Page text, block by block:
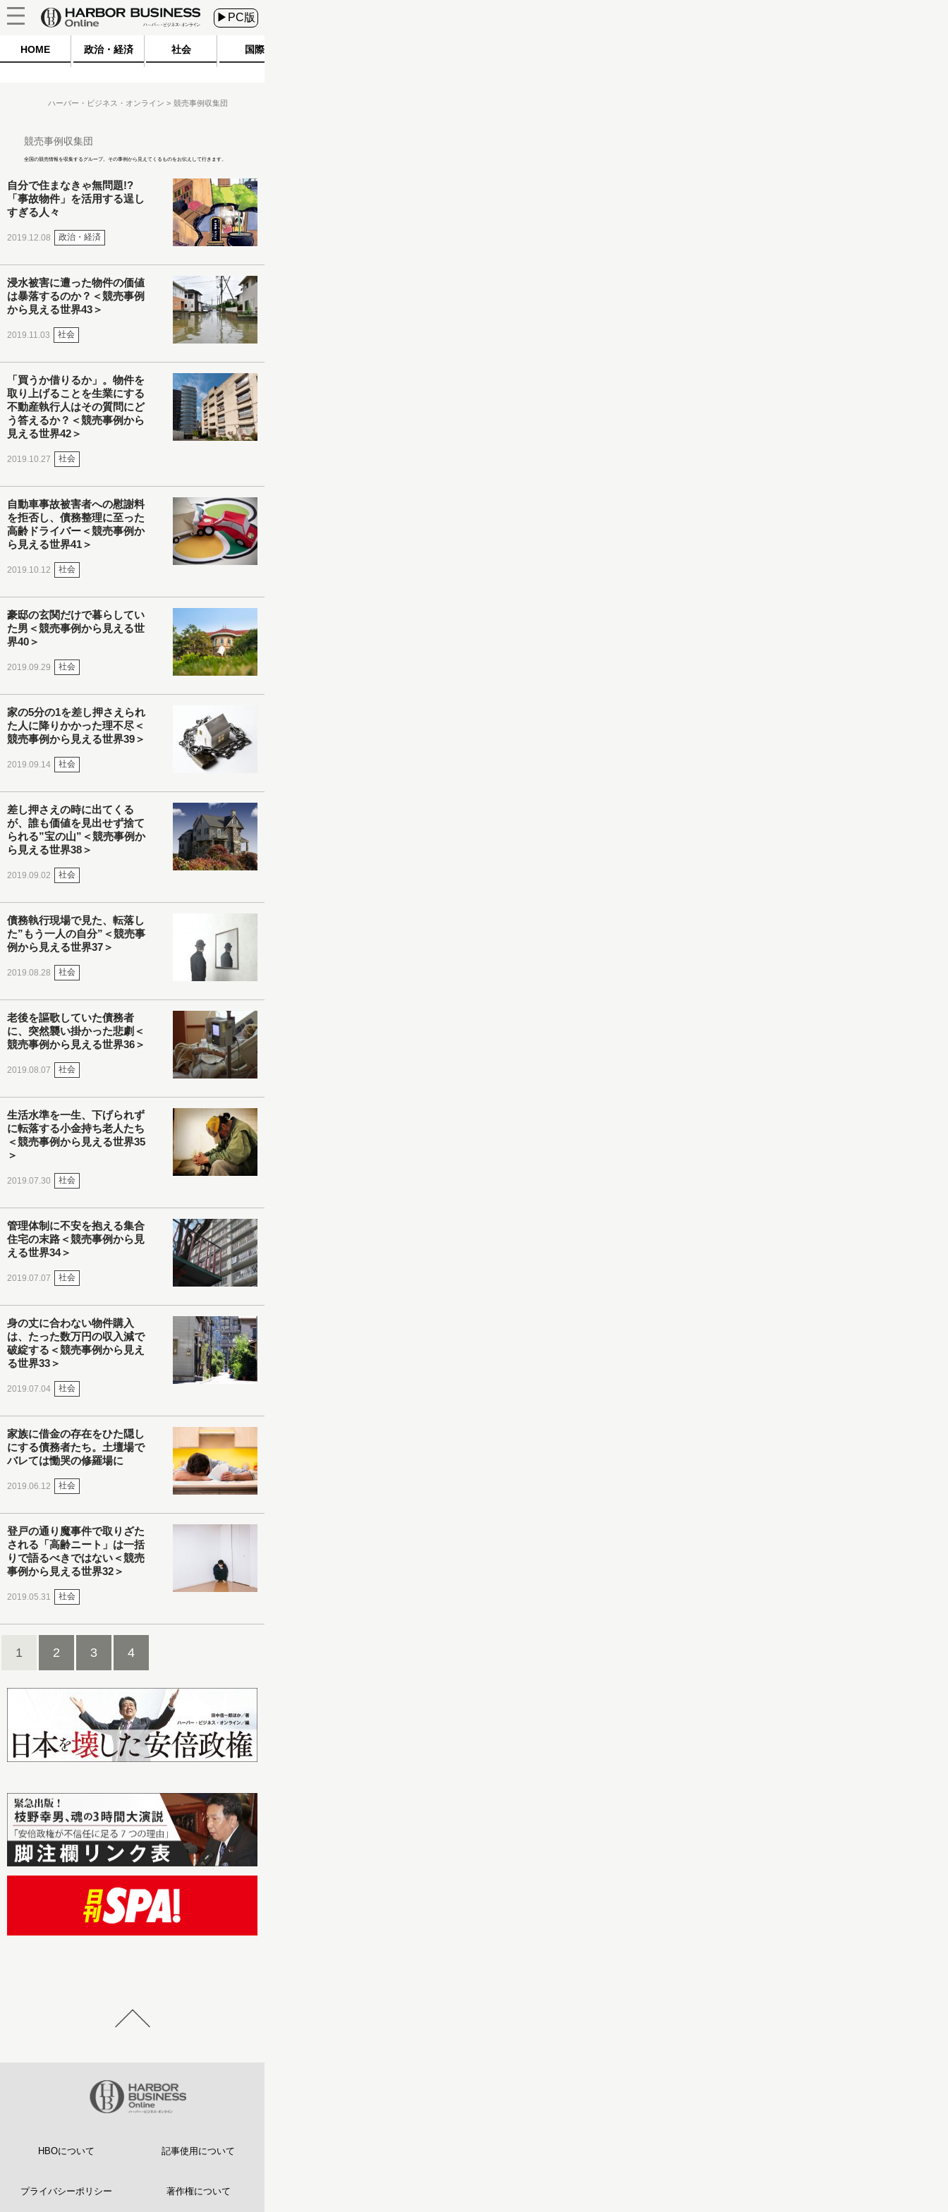
▶PC版
HOME 政治・経済 社会 国際
ハーバー・ビジネス・オンライン 競売事例収集団
競売事例収集団
全国の競売情報を収集するグループ。その事例から見えてくるものをお伝えして行きます。
自分で住まなきゃ無問題!?
「事故物件」を活用する逞し
すぎる人々
2019.12.08 政治・経済
浸水被害に遭った物件の価値
は暴落するのか？＜競売事例
から見える世界43＞
2019.11.03 社会
「買うか借りるか」。物件を
取り上げることを生業にする
不動産執行人はその質問にど
う答えるか？＜競売事例から
見える世界42＞
2019.10.27 社会
自動車事故被害者への慰謝料
を拒否し、債務整理に至った
高齢ドライバー＜競売事例か
ら見える世界41＞
2019.10.12 社会
豪邸の玄関だけで暮らしてい
た男＜競売事例から見える世
界40＞
2019.09.29 社会
家の5分の1を差し押さえられ
た人に降りかかった理不尽＜
競売事例から見える世界39＞
2019.09.14 社会
差し押さえの時に出てくる
が、誰も価値を見出せず捨て
られる”宝の山”＜競売事例か
ら見える世界38＞
2019.09.02 社会
債務執行現場で見た、転落し
た”もう一人の自分”＜競売事
例から見える世界37＞
2019.08.28 社会
老後を謳歌していた債務者
に、突然襲い掛かった悲劇＜
競売事例から見える世界36＞
2019.08.07 社会
生活水準を一生、下げられず
に転落する小金持ち老人たち
＜競売事例から見える世界35
＞
2019.07.30 社会
管理体制に不安を抱える集合
住宅の末路＜競売事例から見
える世界34＞
2019.07.07 社会
身の丈に合わない物件購入
は、たった数万円の収入減で
破綻する＜競売事例から見え
る世界33＞
2019.07.04 社会
家族に借金の存在をひた隠し
にする債務者たち。土壇場で
バレては慟哭の修羅場に
2019.06.12 社会
登戸の通り魔事件で取りざた
される「高齢ニート」は一括
りで語るべきではない＜競売
事例から見える世界32＞
2019.05.31 社会
1 2 3 4
HBOについて 記事使用について
プライバシーポリシー 著作権について